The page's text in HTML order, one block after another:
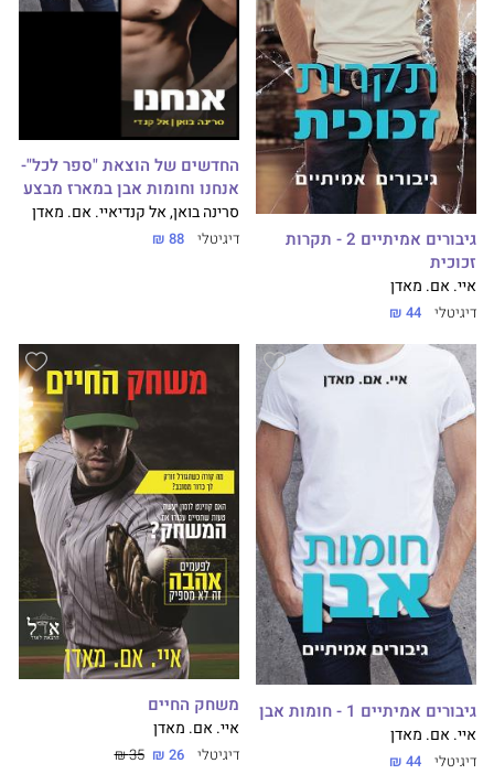
גיבורים אמיתיים 2 - תקרות
זכוכית
איי. אם. מאדן
דיגיטלי 44 ₪
החדשים של הוצאת "ספר לכל"-
אנחנו וחומות אבן במארז מבצע
סרינה בואן, אל קנדיאיי. אם. מאדן
דיגיטלי 88 ₪
גיבורים אמיתיים 1 - חומות אבן
איי. אם. מאדן
דיגיטלי 44 ₪
משחק החיים
איי. אם. מאדן
דיגיטלי 26 ₪
35 ₪